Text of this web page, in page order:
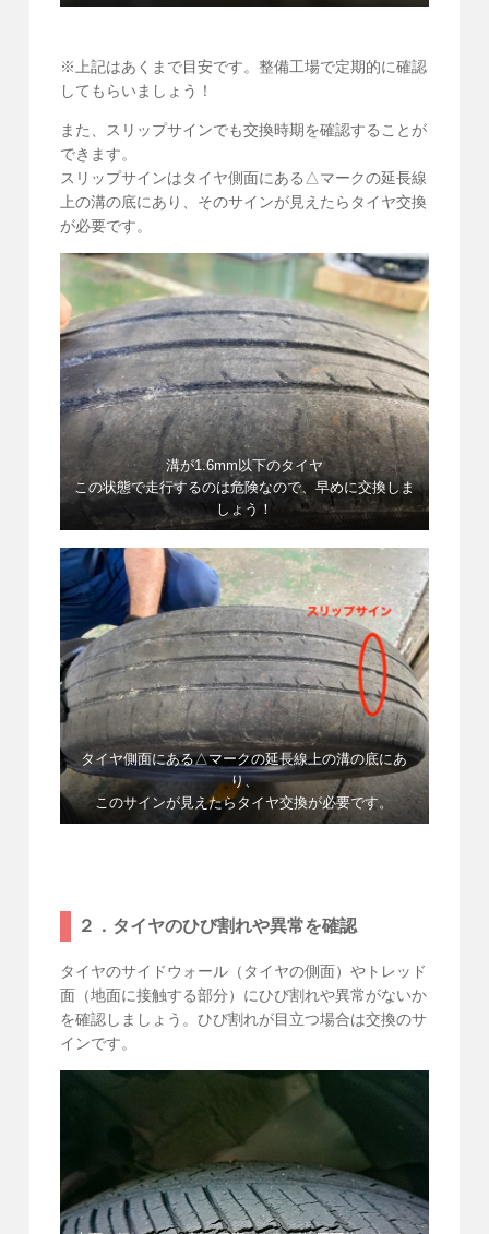
※上記はあくまで目安です。整備工場で定期的に確認
してもらいましょう！
また、スリップサインでも交換時期を確認することが
できます。
スリップサインはタイヤ側面にある△マークの延長線
上の溝の底にあり、そのサインが見えたらタイヤ交換
が必要です。
溝が1.6mm以下のタイヤ
この状態で走行するのは危険なので、早めに交換しま
しょう！
タイヤ側面にある△マークの延長線上の溝の底にあ
り、
このサインが見えたらタイヤ交換が必要です。
２．タイヤのひび割れや異常を確認
タイヤのサイドウォール（タイヤの側面）やトレッド
面（地面に接触する部分）にひび割れや異常がないか
を確認しましょう。ひび割れが目立つ場合は交換のサ
インです。